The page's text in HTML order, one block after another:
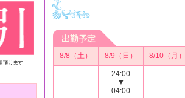
8/8（土） 8/9（日） 8/10（月）
24:00
▼
04:00